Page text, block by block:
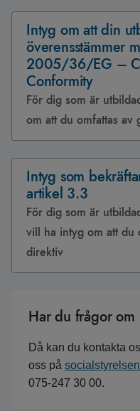
Intyg om att din
överensstämmer
2005/36/EG –
Conformity
För dig som är
om att du omfattas av
Intyg som
artikel 3.3
För dig som är
vill ha intyg om att du
direktiv
Har du frågor om
Då kan du kontakta
oss på
075-247 30 00.